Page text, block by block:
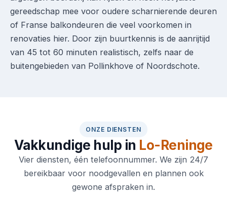
gereedschap mee voor oudere scharnierende deuren
of Franse balkondeuren die veel voorkomen in
renovaties hier. Door zijn buurtkennis is de aanrijtijd
van 45 tot 60 minuten realistisch, zelfs naar de
buitengebieden van Pollinkhove of Noordschote.
ONZE DIENSTEN
Vakkundige hulp in Lo-Reninge
Vier diensten, één telefoonnummer. We zijn 24/7
bereikbaar voor noodgevallen en plannen ook
gewone afspraken in.